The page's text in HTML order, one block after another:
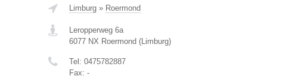
Limburg» Roermond
Leropperweg 6a
6077 NX Roermond (Limburg)
Tel: 0475782887
Fax: -